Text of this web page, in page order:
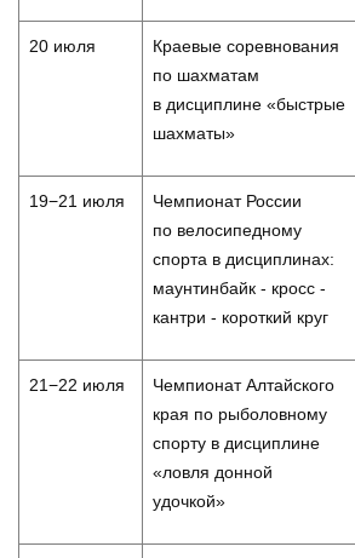
20 июля
Краевые соревнования
по шахматам
в дисциплине «быстрые
шахматы»
19−21 июля
Чемпионат России
по велосипедному
спорта в дисциплинах:
маунтинбайк - кросс -
кантри - короткий круг
21−22 июля
Чемпионат Алтайского
края по рыболовному
спорту в дисциплине
«ловля донной
удочкой»